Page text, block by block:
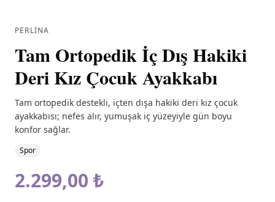
PERLINA
Tam Ortopedik İç Dış Hakiki
Deri Kız Çocuk Ayakkabı
Tam ortopedik destekli, içten dışa hakiki deri kız çocuk
ayakkabısı; nefes alır, yumuşak iç yüzeyiyle gün boyu
konfor sağlar.
Spor
2.299,00 ₺